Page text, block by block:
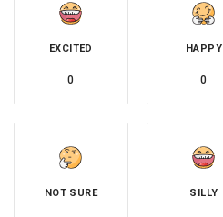
EXCITED
0
HAPPY
0
NOT SURE SILLY